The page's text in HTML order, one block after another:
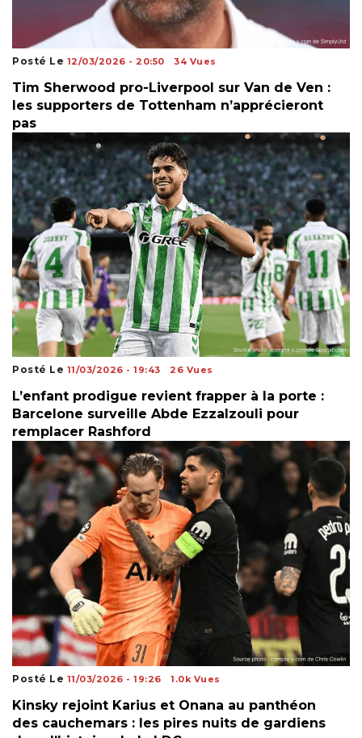
Posté Le 12/03/2026 - 20:50 34 Vues
Tim Sherwood pro-Liverpool sur Van de Ven :
les supporters de Tottenham n’apprécieront
pas
Posté Le 11/03/2026 - 19:43 26 Vues
L’enfant prodigue revient frapper à la porte :
Barcelone surveille Abde Ezzalzouli pour
remplacer Rashford
Posté Le 11/03/2026 - 19:26 1.0k Vues
Kinsky rejoint Karius et Onana au panthéon
des cauchemars : les pires nuits de gardiens